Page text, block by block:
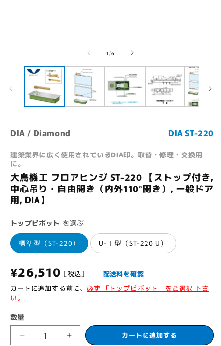
開
1/の
6
DIA / Diamond DIA ST-220
建築業界に広く使用されているDIA印。取替・修理・交換用
に。
大鳥機工 フロアヒンジ ST-220 【ストップ付き,
中心吊り・自由開き（内外110°開き）, 一般ドア
用, DIA】
トップピボット を選ぶ
標準型（ST-220） U-Ⅰ型（ST-220 U）
通
常
格
¥26,510 ［税込］配送料を確認
カートに追加する前に、 必ず 「トップピボット」をご選択 下さ
い。
数量
大
カートに追加する